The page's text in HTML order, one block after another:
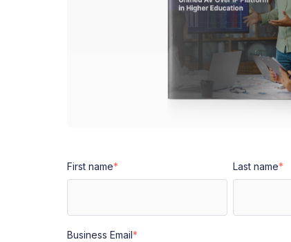
First name* Last name*
Business Email*